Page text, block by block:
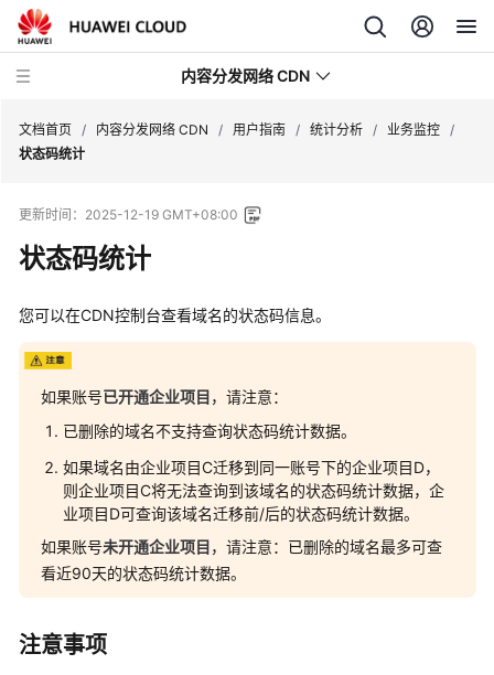
内容分发网络 CDN
新
动
态
服
务
公
告
品
计
费
明
文档首页 / 内容分发网络 CDN / 用户指南 / 统计分析 / 业务监控 /
状态码统计
更新时间： 2025-12-19 GMT+08:00
状态码统计
您可以在CDN控制台查看域名的状态码信息。
如果账号已开通企业项目，请注意：
已删除的域名不支持查询状态码统计数据。
如果域名由企业项目C迁移到同一账号下的企业项目D，
则企业项目C将无法查询到该域名的状态码统计数据，企
业项目D可查询该域名迁移前/后的状态码统计数据。
如果账号未开通企业项目，请注意：已删除的域名最多可查
看近90天的状态码统计数据。
注意事项